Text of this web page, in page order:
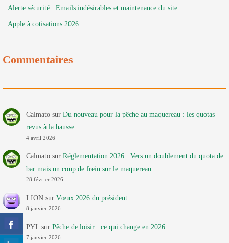
Alerte sécurité : Emails indésirables et maintenance du site
Apple à cotisations 2026
Commentaires
Calmatosur Du nouveau pour la pêche au maquereau : les quotas
revus à la hausse
4 avril 2026
Calmatosur Réglementation 2026 : Vers un doublement du quota de
bar mais un coup de frein sur le maquereau
28 février 2026
LIONsur Vœux 2026 du président
8 janvier 2026
PYLsur Pêche de loisir : ce qui change en 2026
7 janvier 2026